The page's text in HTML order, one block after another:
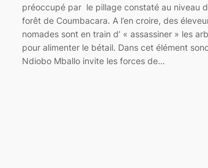
préoccupé par le pillage constaté au niveau
forêt de Coumbacara. A l’en croire, des
nomades sont en train d’ « assassiner » les
pour alimenter le bétail. Dans cet élément
Ndiobo Mballo invite les forces de…